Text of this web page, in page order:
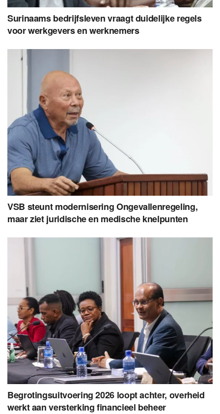
Surinaams bedrijfsleven vraagt duidelijke regels
voor werkgevers en werknemers
VSB steunt modernisering Ongevallenregeling,
maar ziet juridische en medische knelpunten
Begrotingsuitvoering 2026 loopt achter, overheid
werkt aan versterking financieel beheer